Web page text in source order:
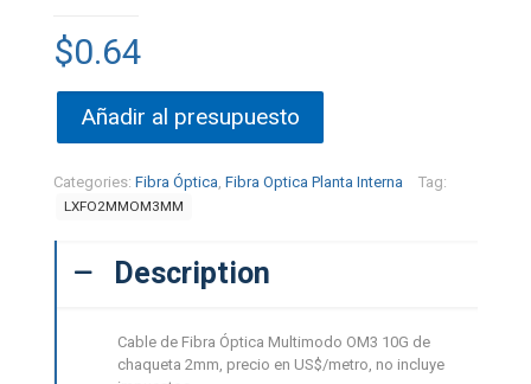
$0.64
Añadir al presupuesto
Categories: Fibra Óptica Fibra Optica Planta Interna Tag:
LXFO2MMOM3MM
Description
Cable de Fibra Óptica Multimodo OM3 10G de
chaqueta 2mm, precio en US$/metro, no incluye